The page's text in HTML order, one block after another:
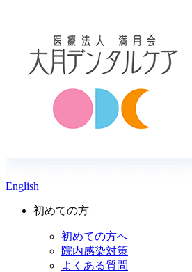
English
初めての方
初めての方へ
院内感染対策
よくある質問